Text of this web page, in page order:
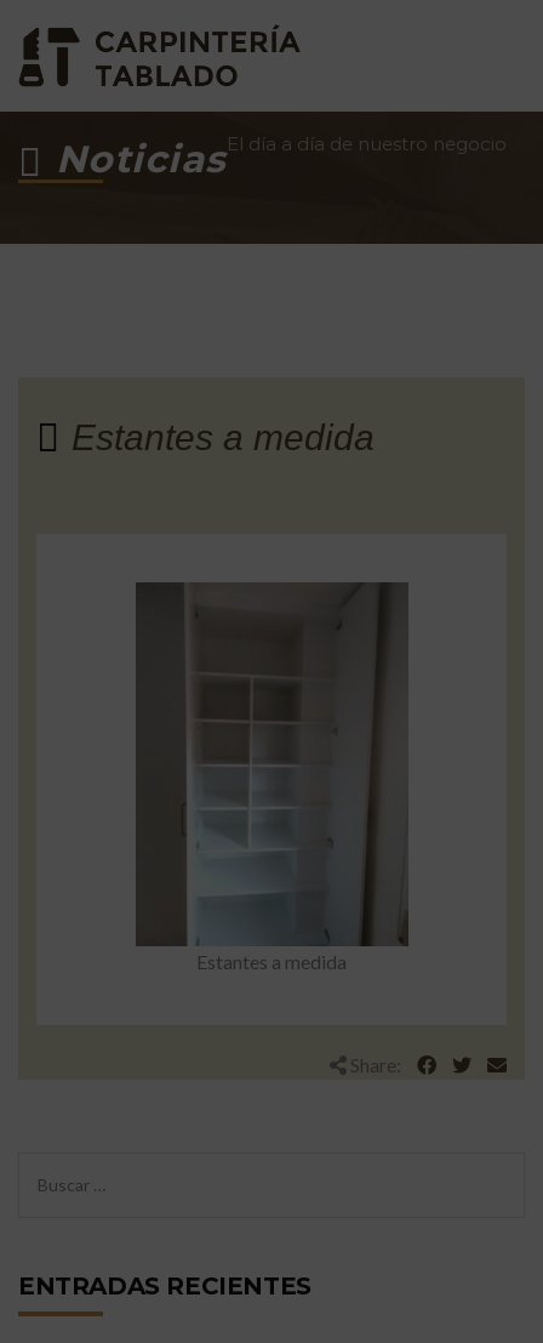
NoticiasEl día a día de nuestro negocio
Estantes a medida
Estantes a medida
Share:
ENTRADAS RECIENTES